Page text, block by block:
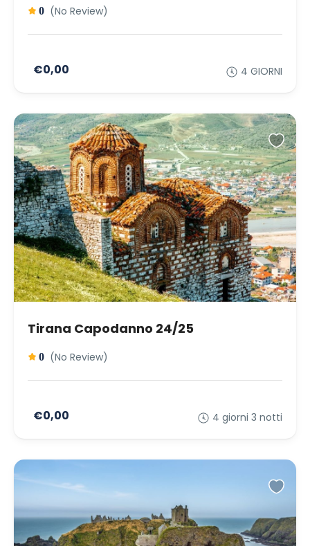
0 (No Review)
€0,00 4 GIORNI
Tirana Capodanno 24/25
0 (No Review)
€0,00 4 giorni 3 notti